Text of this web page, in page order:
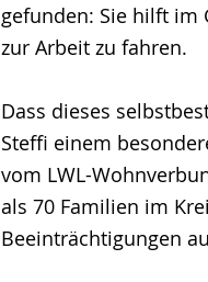
gefunden: Sie hilft im
zur Arbeit zu fahren.
Dass dieses
Steffi einem
vom LWL-
als 70 Familien im
Beeinträchtigungen